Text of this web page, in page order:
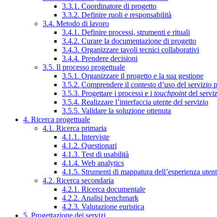
3.3.1. Coordinatore di progetto
3.3.2. Definire ruoli e responsabilità
3.4. Metodo di lavoro
3.4.1. Definire processi, strumenti e rituali
3.4.2. Curare la documentazione di progetto
3.4.3. Organizzare tavoli tecnici collaborativi
3.4.4. Prendere decisioni
3.5. Il processo progettuale
3.5.1. Organizzare il progetto e la sua gestione
3.5.2. Comprendere il contesto d’uso del servizio
3.5.3. Progettare i processi e i touchpointdel
3.5.4. Realizzare l’interfaccia utente del servizio
3.5.5. Validare la soluzione ottenuta
4. Ricerca progettuale
4.1. Ricerca primaria
4.1.1. Interviste
4.1.2. Questionari
4.1.3. Test di usabilità
4.1.4. Web analytics
4.1.5. Strumenti di mappatura dell’esperienza
4.2. Ricerca secondaria
4.2.1. Ricerca documentale
4.2.2. Analisi benchmark
4.2.3. Valutazione euristica
5. Progettazione dei servizi